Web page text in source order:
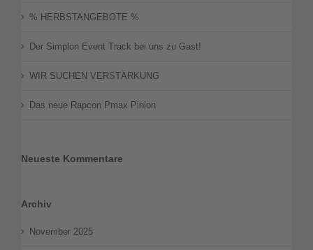
% HERBSTANGEBOTE %
Der Simplon Event Track bei uns zu Gast!
WIR SUCHEN VERSTÄRKUNG
Das neue Rapcon Pmax Pinion
Neueste Kommentare
Archiv
November 2025